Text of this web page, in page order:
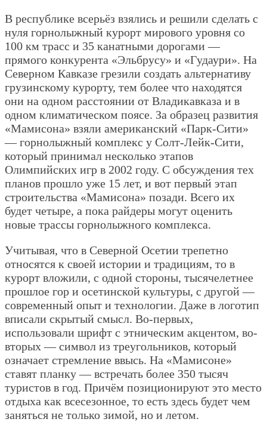
В республике всерьёз взялись и решили сделать с
нуля горнолыжный курорт мирового уровня со
100 км трасс и 35 канатными дорогами —
прямого конкурента «Эльбрусу» и «Гудаури». На
Северном Кавказе грезили создать альтернативу
грузинскому курорту, тем более что находятся
они на одном расстоянии от Владикавказа и в
одном климатическом поясе. За образец развития
«Мамисона» взяли американский «Парк-Сити»
— горнолыжный комплекс у Солт-Лейк-Сити,
который принимал несколько этапов
Олимпийских игр в 2002 году. С обсуждения тех
планов прошло уже 15 лет, и вот первый этап
строительства «Мамисона» позади. Всего их
будет четыре, а пока райдеры могут оценить
новые трассы горнолыжного комплекса.
Учитывая, что в Северной Осетии трепетно
относятся к своей истории и традициям, то в
курорт вложили, с одной стороны, тысячелетнее
прошлое гор и осетинской культуры, с другой —
современный опыт и технологии. Даже в логотип
вписали скрытый смысл. Во-первых,
использовали шрифт с этническим акцентом, во-
вторых — символ из треугольников, который
означает стремление ввысь. На «Мамисоне»
ставят планку — встречать более 350 тысяч
туристов в год. Причём позиционируют это место
отдыха как всесезонное, то есть здесь будет чем
заняться не только зимой, но и летом.